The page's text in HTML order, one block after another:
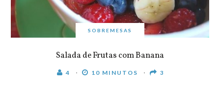
SOBREMESAS
Salada de Frutas com Banana
4 10 MINUTOS 3